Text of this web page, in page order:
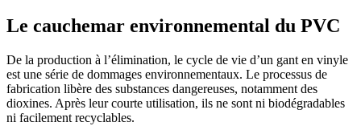
Le cauchemar environnemental du PVC
De la production à l’élimination, le cycle de vie d’un gant en vinyle
est une série de dommages environnementaux. Le processus de
fabrication libère des substances dangereuses, notamment des
dioxines. Après leur courte utilisation, ils ne sont ni biodégradables
ni facilement recyclables.